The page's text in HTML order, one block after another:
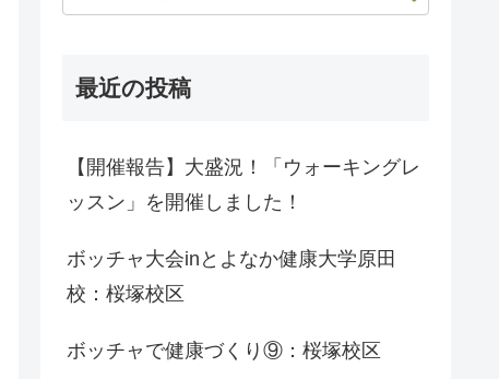
最近の投稿
【開催報告】大盛況！「ウォーキングレ
ッスン」を開催しました！
ボッチャ大会inとよなか健康大学原田
校：桜塚校区
ボッチャで健康づくり⑨：桜塚校区